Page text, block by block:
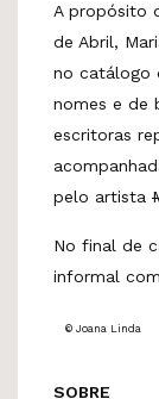
A propósito
de Abril,
no catálogo
nomes e de
escritoras
pelo artista
No final de
informal
© Joana Linda
SOBRE